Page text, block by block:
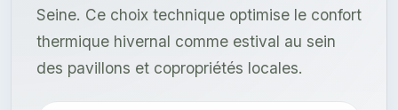
Seine. Ce choix technique optimise le confort
thermique hivernal comme estival au sein
des pavillons et copropriétés locales.